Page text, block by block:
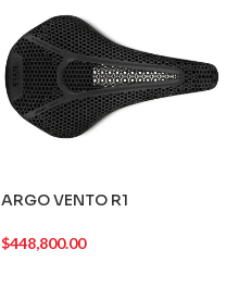
ARGO VENTO R1
$448,800.00